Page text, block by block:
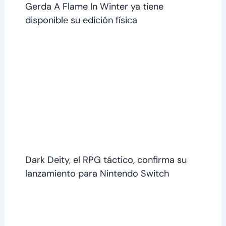
Gerda A Flame In Winter ya tiene
disponible su edición física
Dark Deity, el RPG táctico, confirma su
lanzamiento para Nintendo Switch